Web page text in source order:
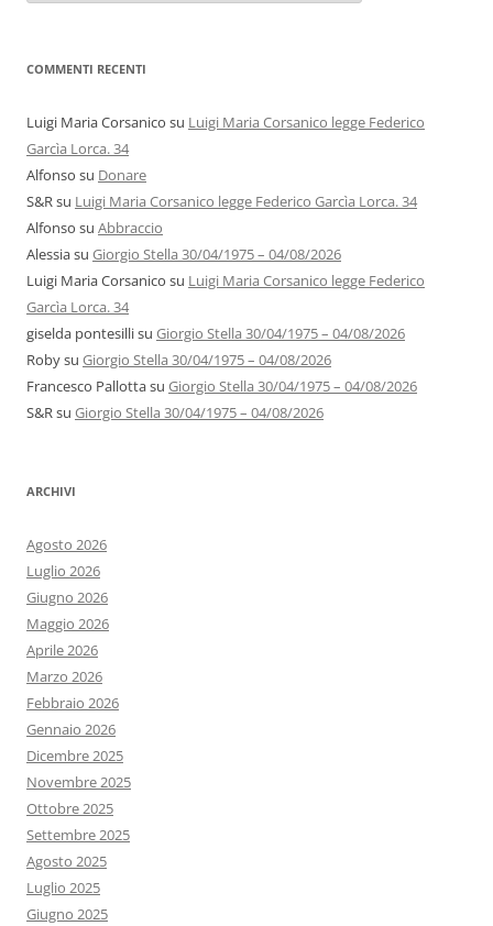
COMMENTI RECENTI
Luigi Maria Corsanico su Luigi Maria Corsanico legge Federico
Garcìa Lorca. 34
Alfonso su Donare
S&Rsu Luigi Maria Corsanico legge Federico Garcìa Lorca. 34
Alfonso su Abbraccio
Alessiasu Giorgio Stella 30/04/1975 – 04/08/2026
Luigi Maria Corsanico su Luigi Maria Corsanico legge Federico
Garcìa Lorca. 34
giselda pontesillisu Giorgio Stella 30/04/1975 – 04/08/2026
Robysu Giorgio Stella 30/04/1975 – 04/08/2026
Francesco Pallottasu Giorgio Stella 30/04/1975 – 04/08/2026
S&Rsu Giorgio Stella 30/04/1975 – 04/08/2026
ARCHIVI
Agosto 2026
Luglio 2026
Giugno 2026
Maggio 2026
Aprile 2026
Marzo 2026
Febbraio 2026
Gennaio 2026
Dicembre 2025
Novembre 2025
Ottobre 2025
Settembre 2025
Agosto 2025
Luglio 2025
Giugno 2025